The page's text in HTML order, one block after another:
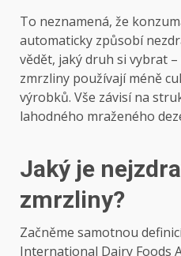
To neznamená, že
automaticky způsobí
vědět, jaký druh si vybrat
zmrzliny používají méně
výrobků. Vše závisí na
lahodného mraženého
Jaký je
zmrzliny?
Začněme samotnou
International Dairy Foods